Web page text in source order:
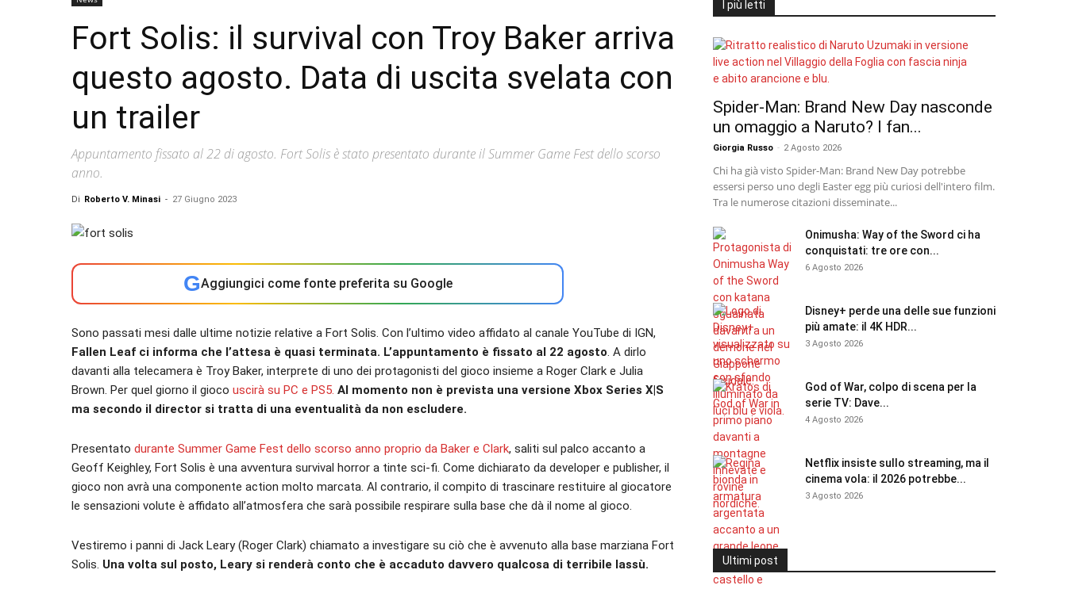
Fort Solis: il survival con Troy Baker arriva
questo agosto. Data di uscita svelata con
un trailer
Appuntamento fissato al 22 di agosto. Fort Solis è stato presentato durante il Summer Game Fest dello scorso
anno.
Di Roberto V. Minasi - 27 Giugno 2023
GAggiungici come fonte preferita su Google
Sono passati mesi dalle ultime notizie relative a Fort Solis. Con l’ultimo video affidato al canale YouTube di IGN,
Fallen Leaf ci informa che l’attesa è quasi terminata. L’appuntamento è fissato al 22 agosto. A dirlo
davanti alla telecamera è Troy Baker, interprete di uno dei protagonisti del gioco insieme a Roger Clark e Julia
Brown. Per quel giorno il gioco uscirà su PC e PS5. Al momento non è prevista una versione Xbox Series X|S
ma secondo il director si tratta di una eventualità da non escludere.
Presentato durante Summer Game Fest dello scorso anno proprio da Baker e Clark, saliti sul palco accanto a
Geoff Keighley, Fort Solis è una avventura survival horror a tinte sci-fi. Come dichiarato da developer e publisher, il
gioco non avrà una componente action molto marcata. Al contrario, il compito di trascinare restituire al giocatore
le sensazioni volute è affidato all’atmosfera che sarà possibile respirare sulla base che dà il nome al gioco.
Vestiremo i panni di Jack Leary (Roger Clark) chiamato a investigare su ciò che è avvenuto alla base marziana Fort
Solis. Una volta sul posto, Leary si renderà conto che è accaduto davvero qualcosa di terribile lassù.
I più letti
Spider-Man: Brand New Day nasconde
un omaggio a Naruto? I fan...
Giorgia Russo - 2 Agosto 2026
Chi ha già visto Spider-Man: Brand New Day potrebbe
essersi perso uno degli Easter egg più curiosi dell'intero film.
Tra le numerose citazioni disseminate...
Onimusha: Way of the Sword ci ha
conquistati: tre ore con...
6 Agosto 2026
Disney+ perde una delle sue funzioni
più amate: il 4K HDR...
3 Agosto 2026
God of War, colpo di scena per la
serie TV: Dave...
4 Agosto 2026
Netflix insiste sullo streaming, ma il
cinema vola: il 2026 potrebbe...
3 Agosto 2026
Ultimi post